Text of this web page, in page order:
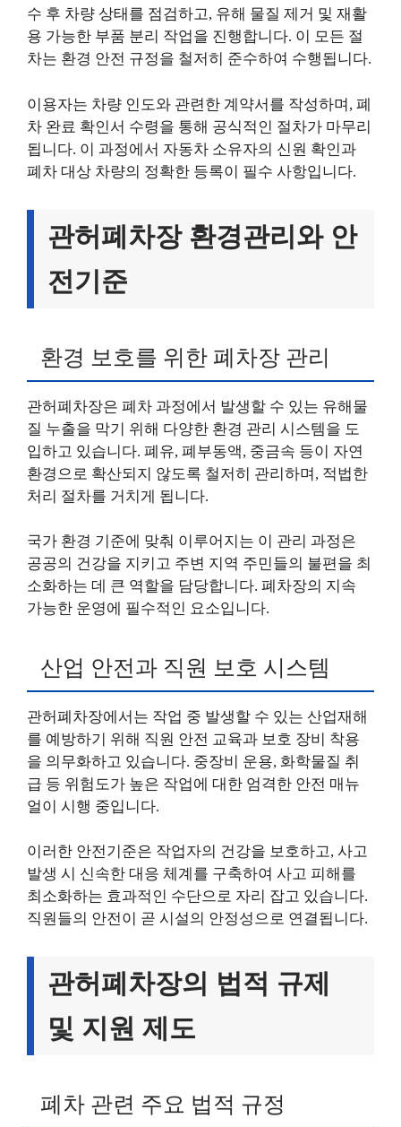
수 후 차량 상태를 점검하고, 유해 물질 제거 및 재활
용 가능한 부품 분리 작업을 진행합니다. 이 모든 절
차는 환경 안전 규정을 철저히 준수하여 수행됩니다.
이용자는 차량 인도와 관련한 계약서를 작성하며, 폐
차 완료 확인서 수령을 통해 공식적인 절차가 마무리
됩니다. 이 과정에서 자동차 소유자의 신원 확인과
폐차 대상 차량의 정확한 등록이 필수 사항입니다.
관허폐차장 환경관리와 안
전기준
환경 보호를 위한 폐차장 관리
관허폐차장은 폐차 과정에서 발생할 수 있는 유해물
질 누출을 막기 위해 다양한 환경 관리 시스템을 도
입하고 있습니다. 폐유, 폐부동액, 중금속 등이 자연
환경으로 확산되지 않도록 철저히 관리하며, 적법한
처리 절차를 거치게 됩니다.
국가 환경 기준에 맞춰 이루어지는 이 관리 과정은
공공의 건강을 지키고 주변 지역 주민들의 불편을 최
소화하는 데 큰 역할을 담당합니다. 폐차장의 지속
가능한 운영에 필수적인 요소입니다.
산업 안전과 직원 보호 시스템
관허폐차장에서는 작업 중 발생할 수 있는 산업재해
를 예방하기 위해 직원 안전 교육과 보호 장비 착용
을 의무화하고 있습니다. 중장비 운용, 화학물질 취
급 등 위험도가 높은 작업에 대한 엄격한 안전 매뉴
얼이 시행 중입니다.
이러한 안전기준은 작업자의 건강을 보호하고, 사고
발생 시 신속한 대응 체계를 구축하여 사고 피해를
최소화하는 효과적인 수단으로 자리 잡고 있습니다.
직원들의 안전이 곧 시설의 안정성으로 연결됩니다.
관허폐차장의 법적 규제
및 지원 제도
폐차 관련 주요 법적 규정